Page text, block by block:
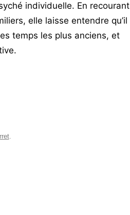
individuelle. En recourant
elle laisse entendre qu’il
temps les plus anciens, et
.